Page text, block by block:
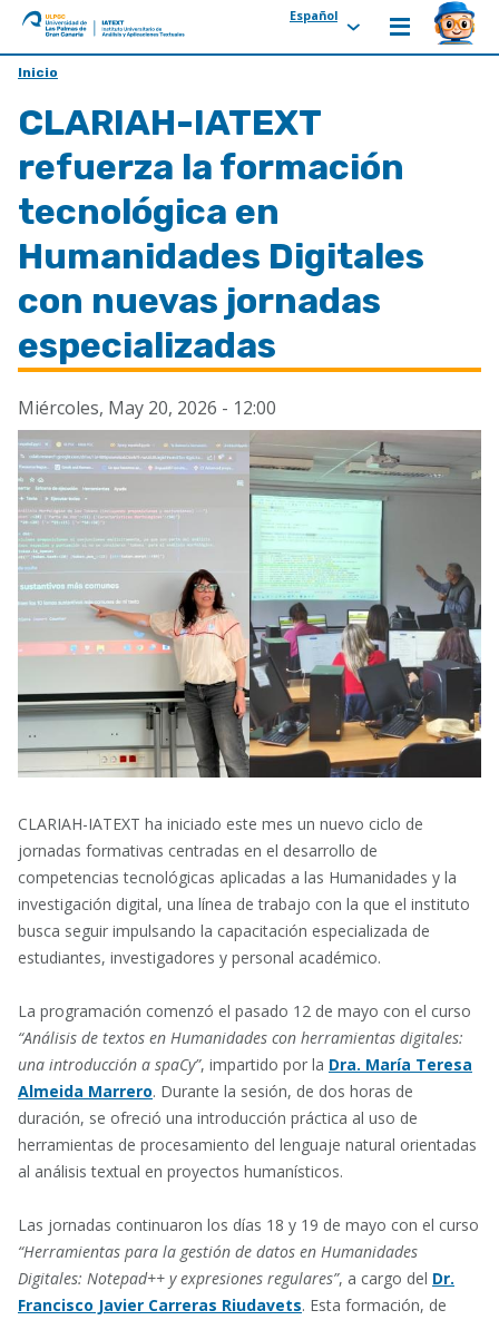
ULPGC
Ir
inicio
de
IATEXT
Español
Inicio
CLARIAH-IATEXT
refuerza la formación
tecnológica en
Humanidades Digitales
con nuevas jornadas
especializadas
Miércoles, May 20, 2026 - 12:00
CLARIAH-IATEXT ha iniciado este mes un nuevo ciclo de
jornadas formativas centradas en el desarrollo de
competencias tecnológicas aplicadas a las Humanidades y la
investigación digital, una línea de trabajo con la que el instituto
busca seguir impulsando la capacitación especializada de
estudiantes, investigadores y personal académico.
La programación comenzó el pasado 12 de mayo con el curso
“Análisis de textos en Humanidades con herramientas digitales:
una introducción a spaCy”, impartido por la Dra. María Teresa
Almeida Marrero. Durante la sesión, de dos horas de
duración, se ofreció una introducción práctica al uso de
herramientas de procesamiento del lenguaje natural orientadas
al análisis textual en proyectos humanísticos.
Las jornadas continuaron los días 18 y 19 de mayo con el curso
“Herramientas para la gestión de datos en Humanidades
Digitales: Notepad++ y expresiones regulares”, a cargo del Dr.
Francisco Javier Carreras Riudavets. Esta formación, de